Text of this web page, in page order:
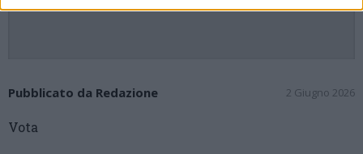
Pubblicato da Redazione 2 Giugno 2026
Vota